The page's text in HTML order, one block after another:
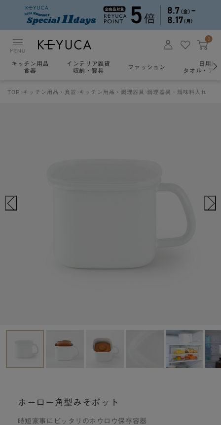
MENU
0
キッチン用品
食器
インテリア雑貨
収納・寝具
ファッション
日用雑
タオル・ア
TOP キッチン用品・食器 キッチン用品・調理器具 調理器具・調味料入れ
ホーロー角型みそポット
時短家事にピッタリのホウロウ保存容器